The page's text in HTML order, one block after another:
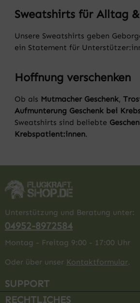
Sweatshirts für Alltag
Unsere Sweatshirts geben
ein Statement für
Hoffnung verschenken
Ob als Mutmacher Geschenk,
Aufmunterung Geschenk bei
Sweatshirts sind beliebte
Krebspatient:innen.
Unterstützung und Beratung unter:
04952-8972584
Montag - Freitag 9:00 - 17:00 Uhr
Oder über unser Kontaktformular.
SUPPORT
RECHTLICHES